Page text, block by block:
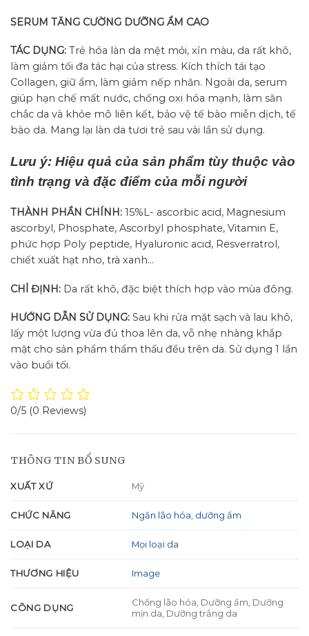
SERUM TĂNG CƯỜNG DƯỠNG ẨM CAO
TÁC DỤNG: Trẻ hóa làn da mệt mỏi, xỉn màu, da rất khô,
làm giảm tối đa tác hại của stress. Kích thích tái tạo
Collagen, giữ ẩm, làm giảm nếp nhăn. Ngoài da, serum
giúp hạn chế mất nước, chống oxi hóa mạnh, làm săn
chắc da và khỏe mô liên kết, bảo vệ tế bào miễn dịch, tế
bào da. Mang lại làn da tươi trẻ sau vài lần sử dụng.
Lưu ý: Hiệu quả của sản phẩm tùy thuộc vào
tình trạng và đặc điểm của mỗi người
THÀNH PHẦN CHÍNH: 15%L- ascorbic acid, Magnesium
ascorbyl, Phosphate, Ascorbyl phosphate, Vitamin E,
phức hợp Poly peptide, Hyaluronic acid, Resverratrol,
chiết xuất hạt nho, trà xanh…
CHỈ ĐỊNH: Da rất khô, đặc biệt thích hợp vào mùa đông.
HƯỚNG DẪN SỬ DỤNG: Sau khi rửa mặt sạch và lau khô,
lấy một lượng vừa đủ thoa lên da, vỗ nhẹ nhàng khắp
mặt cho sản phẩm thẩm thấu đều trên da. Sử dụng 1 lần
vào buổi tối.
0/5 (0 Reviews)
THÔNG TIN BỔ SUNG
XUẤT XỨ Mỹ
CHỨC NĂNG Ngăn lão hóa dưỡng ẩm
LOẠI DA Mọi loại da
THƯƠNG HIỆU Image
CÔNG DỤNG
Chống lão hóa, Dưỡng ẩm, Dưỡng
mịn da, Dưỡng trắng da